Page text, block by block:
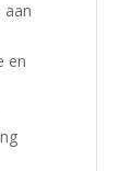
aan
en